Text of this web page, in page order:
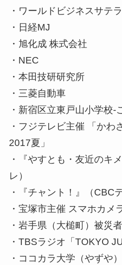
・ワールドビジネスサテ
・日経MJ
・旭化成 株式会社
・NEC
・本田技研研究所
・三菱自動車
・新宿区立東戸山小学校-
・フジテレビ主催 「かわ
2017夏」
・『やすとも・友近のキ
レ）
・『チャント！』（CBC
・宝塚市主催 スマホカ
・岩手県（大槌町）被災
・TBSラジオ「TOKYO
・ココカラ大学（やずや）